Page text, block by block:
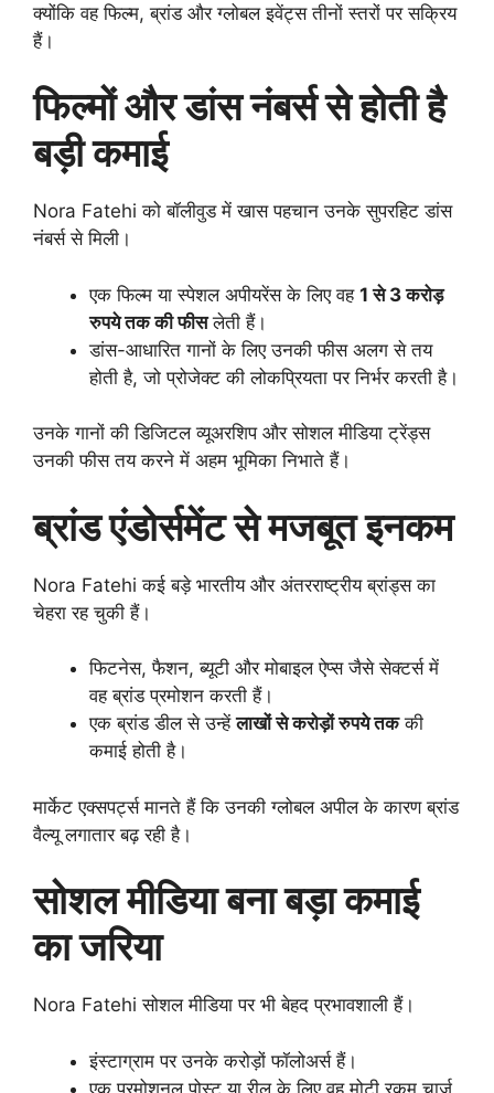
क्योंकि वह फिल्म, ब्रांड और ग्लोबल इवेंट्स तीनों स्तरों पर सक्रिय
हैं।
फिल्मों और डांस नंबर्स से होती है
बड़ी कमाई
Nora Fatehi को बॉलीवुड में खास पहचान उनके सुपरहिट डांस
नंबर्स से मिली।
एक फिल्म या स्पेशल अपीयरेंस के लिए वह 1 से 3 करोड़
रुपये तक की फीसलेती हैं।
डांस-आधारित गानों के लिए उनकी फीस अलग से तय
होती है, जो प्रोजेक्ट की लोकप्रियता पर निर्भर करती है।
उनके गानों की डिजिटल व्यूअरशिप और सोशल मीडिया ट्रेंड्स
उनकी फीस तय करने में अहम भूमिका निभाते हैं।
ब्रांड एंडोर्समेंट से मजबूत इनकम
Nora Fatehi कई बड़े भारतीय और अंतरराष्ट्रीय ब्रांड्स का
चेहरा रह चुकी हैं।
फिटनेस, फैशन, ब्यूटी और मोबाइल ऐप्स जैसे सेक्टर्स में
वह ब्रांड प्रमोशन करती हैं।
एक ब्रांड डील से उन्हेंलाखों से करोड़ों रुपये तककी
कमाई होती है।
मार्केट एक्सपर्ट्स मानते हैं कि उनकी ग्लोबल अपील के कारण ब्रांड
वैल्यू लगातार बढ़ रही है।
सोशल मीडिया बना बड़ा कमाई
का जरिया
Nora Fatehi सोशल मीडिया पर भी बेहद प्रभावशाली हैं।
इंस्टाग्राम पर उनके करोड़ों फॉलोअर्स हैं।
एक प्रमोशनल पोस्ट या रील के लिए वह मोटी रकम चार्ज